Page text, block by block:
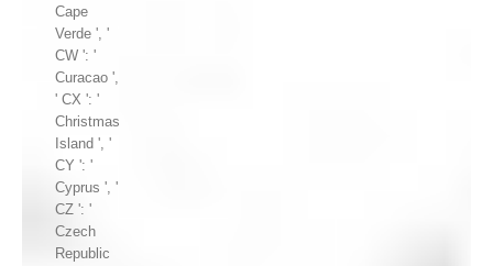
Cape
Verde ', '
CW ': '
Curacao ',
' CX ': '
Christmas
Island ', '
CY ': '
Cyprus ', '
CZ ': '
Czech
Republic